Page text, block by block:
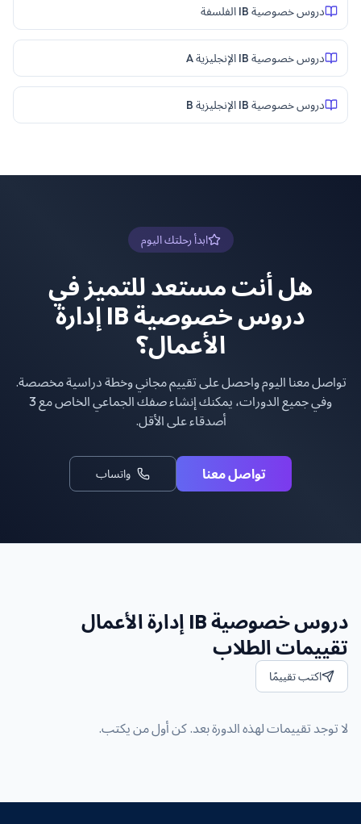
دروس خصوصية IB الفلسفة
دروس خصوصية IB الإنجليزية A
دروس خصوصية IB الإنجليزية B
ابدأ رحلتك اليوم
هل أنت مستعد للتميز في
دروس خصوصية IB إدارة
الأعمال؟
تواصل معنا اليوم واحصل على تقييم مجاني وخطة دراسية مخصصة.
وفي جميع الدورات، يمكنك إنشاء صفك الجماعي الخاص مع 3
أصدقاء على الأقل.
تواصل معنا واتساب
دروس خصوصية IB إدارة الأعمال
تقييمات الطلاب
اكتب تقييمًا
لا توجد تقييمات لهذه الدورة بعد. كن أول من يكتب.